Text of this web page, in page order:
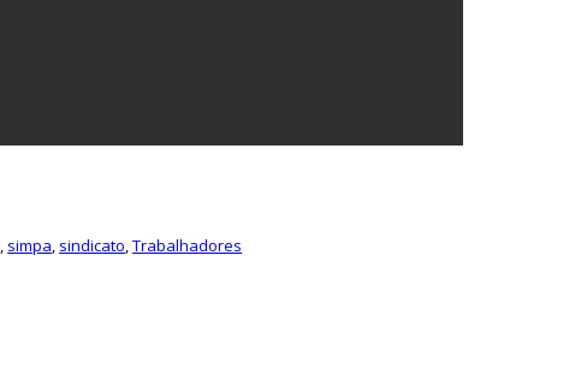
, simpa, sindicato,Trabalhadores